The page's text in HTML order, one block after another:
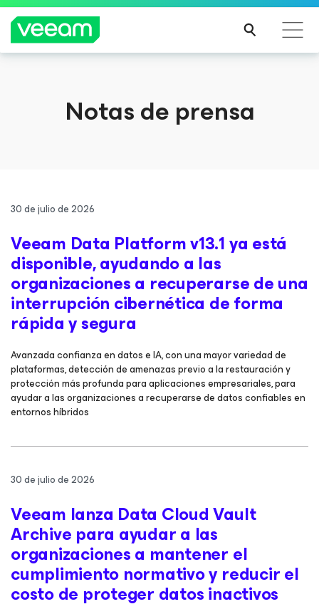
actualización de contenido de CrowdStrike
Notas de prensa
30 de julio de 2026
Veeam Data Platform v13.1 ya está
disponible, ayudando a las
organizaciones a recuperarse de una
interrupción cibernética de forma
rápida y segura
Avanzada confianza en datos e IA, con una mayor variedad de
plataformas, detección de amenazas previo a la restauración y
protección más profunda para aplicaciones empresariales, para
ayudar a las organizaciones a recuperarse de datos confiables en
entornos híbridos
30 de julio de 2026
Veeam lanza Data Cloud Vault
Archive para ayudar a las
organizaciones a mantener el
cumplimiento normativo y reducir el
costo de proteger datos inactivos